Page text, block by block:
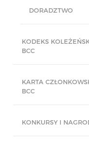
DORADZTWO
KODEKS
BCC
KARTA
BCC
KONKURSY I